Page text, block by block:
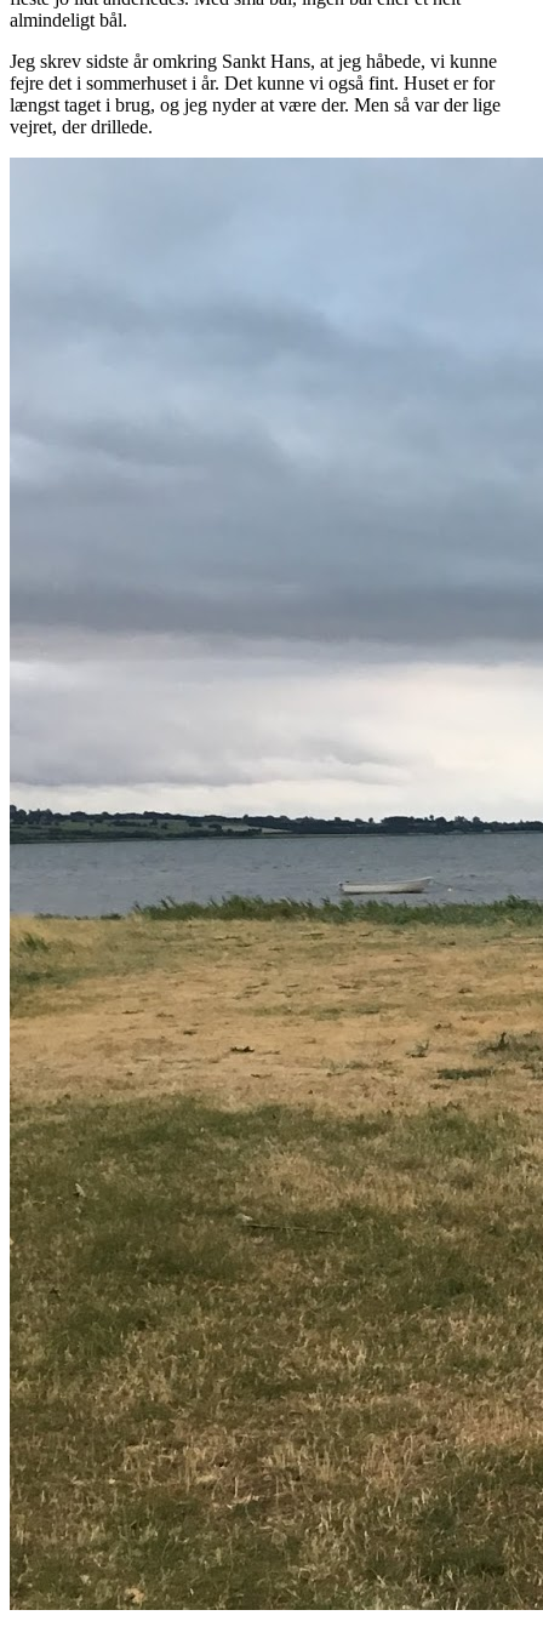
almindeligt bål.
Jeg skrev sidste år omkring Sankt Hans, at jeg håbede, vi kunne
fejre det i sommerhuset i år. Det kunne vi også fint. Huset er for
længst taget i brug, og jeg nyder at være der. Men så var der lige
vejret, der drillede.